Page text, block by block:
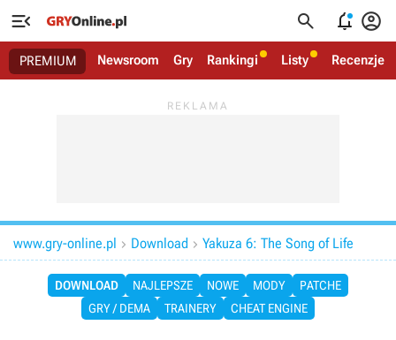
   
PREMIUM Newsroom Gry Rankingi Listy Recenzje
www.gry-online.pl  Download  Yakuza 6: The Song of Life
DOWNLOAD NAJLEPSZE NOWE MODY
PATCHE
GRY / DEMA
TRAINERY CHEAT ENGINE